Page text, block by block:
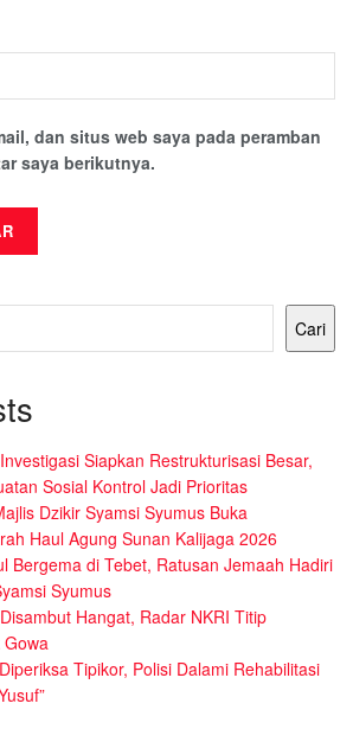
dan situs web saya pada peramban
saya berikutnya.
Cari
Siapkan Restrukturisasi Besar,
Sosial Kontrol Jadi Prioritas
Dzikir Syamsi Syumus Buka
Haul Agung Sunan Kalijaga 2026
Bergema di Tebet, Ratusan Jemaah Hadiri
Syumus
Hangat, Radar NKRI Titip
Tipikor, Polisi Dalami Rehabilitasi